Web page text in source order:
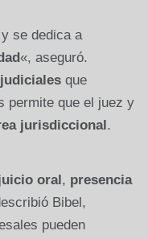
se dedica a
«, aseguró.
que
permite que el juez y
jurisdiccional .
oral , presencia
Bibel,
pueden